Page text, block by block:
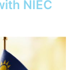
NIEC